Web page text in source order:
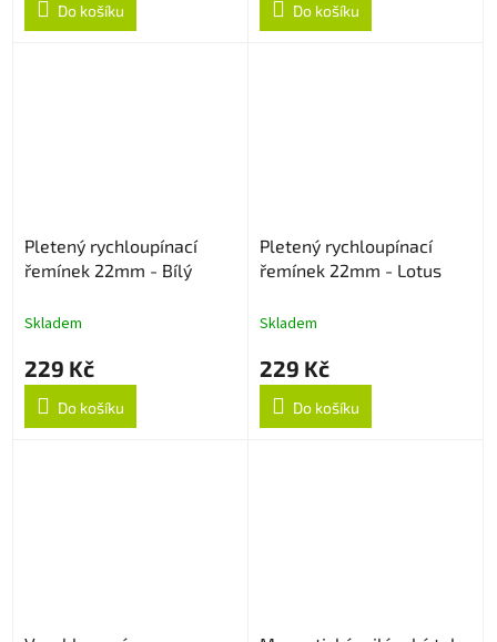
Do košíku Do košíku
Pletený rychloupínací
řemínek 22mm - Bílý
Skladem
229 Kč
Do košíku
Pletený rychloupínací
řemínek 22mm - Lotus
Skladem
229 Kč
Do košíku